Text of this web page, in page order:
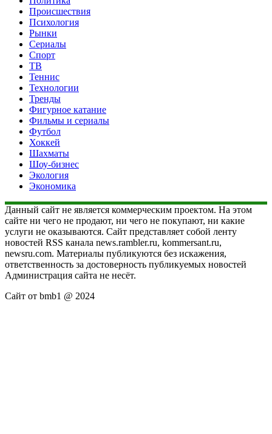
Происшествия
Психология
Рынки
Сериалы
Спорт
ТВ
Теннис
Технологии
Тренды
Фигурное катание
Фильмы и сериалы
Футбол
Хоккей
Шахматы
Шоу-бизнес
Экология
Экономика
Данный сайт не является коммерческим проектом. На этом
сайте ни чего не продают, ни чего не покупают, ни какие
услуги не оказываются. Сайт представляет собой ленту
новостей RSS канала news.rambler.ru, kommersant.ru,
newsru.com. Материалы публикуются без искажения,
ответственность за достоверность публикуемых новостей
Администрация сайта не несёт.
Сайт от bmb1 @ 2024